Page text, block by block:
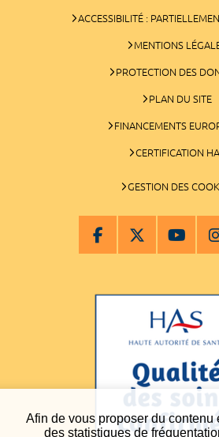
Afin de vous proposer du contenu
des statistiques de
ACCESSIBILITÉ :
MENTIONS
PROTECTION DES
PLAN DU SITE
FINANCEMENTS
CERTIFICATION
GESTION DES